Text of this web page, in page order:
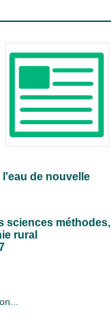
l'eau de nouvelle
sciences méthodes,
rural